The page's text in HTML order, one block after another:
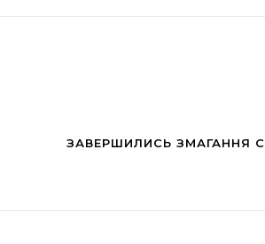
ЗАВЕРШИЛИСЬ ЗМАГАННЯ